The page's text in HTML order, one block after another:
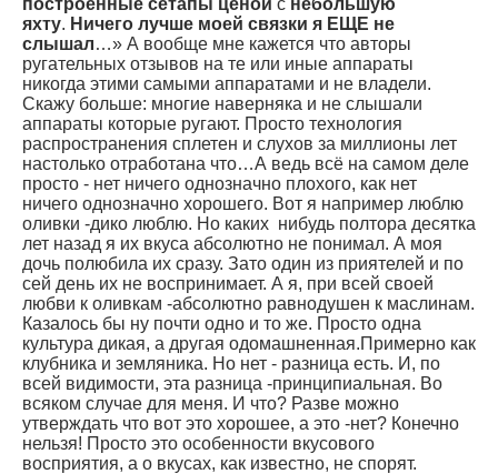
построенные сетапы ценой с небольшую
яхту. Ничего лучше моей связки я ЕЩЕ не
слышал…» А вообще мне кажется что авторы
ругательных отзывов на те или иные аппараты
никогда этими самыми аппаратами и не владели.
Скажу больше: многие наверняка и не слышали
аппараты которые ругают. Просто технология
распространения сплетен и слухов за миллионы лет
настолько отработана что…А ведь всё на самом деле
просто - нет ничего однозначно плохого, как нет
ничего однозначно хорошего. Вот я например люблю
оливки -дико люблю. Но каких нибудь полтора десятка
лет назад я их вкуса абсолютно не понимал. А моя
дочь полюбила их сразу. Зато один из приятелей и по
сей день их не воспринимает. А я, при всей своей
любви к оливкам -абсолютно равнодушен к маслинам.
Казалось бы ну почти одно и то же. Просто одна
культура дикая, а другая одомашненная.Примерно как
клубника и земляника. Но нет - разница есть. И, по
всей видимости, эта разница -принципиальная. Во
всяком случае для меня. И что? Разве можно
утверждать что вот это хорошее, а это -нет? Конечно
нельзя! Просто это особенности вкусового
восприятия, а о вкусах, как известно, не спорят.